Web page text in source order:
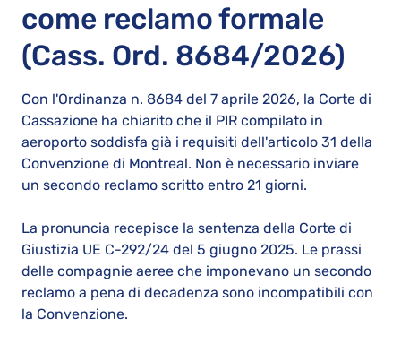
come reclamo formale
(Cass. Ord. 8684/2026)
Con l'Ordinanza n. 8684 del 7 aprile 2026, la Corte di
Cassazione ha chiarito che il PIR compilato in
aeroporto soddisfa già i requisiti dell'articolo 31 della
Convenzione di Montreal. Non è necessario inviare
un secondo reclamo scritto entro 21 giorni.
La pronuncia recepisce la sentenza della Corte di
Giustizia UE C-292/24 del 5 giugno 2025. Le prassi
delle compagnie aeree che imponevano un secondo
reclamo a pena di decadenza sono incompatibili con
la Convenzione.